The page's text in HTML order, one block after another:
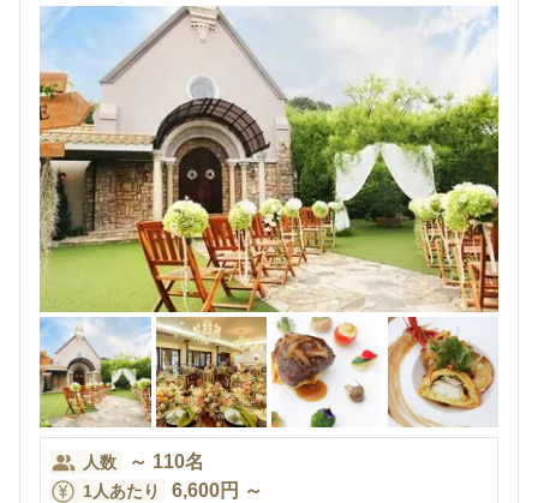
人数 ～ 110名
1人あたり 6,600円 ～